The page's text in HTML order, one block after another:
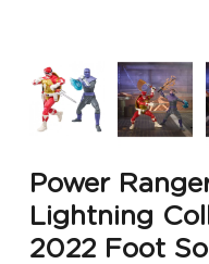
Power
Lightning
2022 Foot